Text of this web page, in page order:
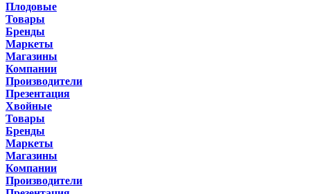
Плодовые
Товары
Бренды
Маркеты
Магазины
Компании
Производители
Презентация
Хвойные
Товары
Бренды
Маркеты
Магазины
Компании
Производители